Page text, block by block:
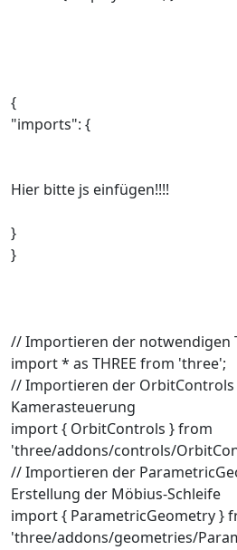
{
"imports": {
Hier bitte js einfügen!!!!
}
}
// Importieren der notwendigen
import * as THREE from 'three';
// Importieren der
Kamerasteuerung
import { OrbitControls } from
'three/addons/controls/
// Importieren der
Erstellung der Möbius-Schleife
import { ParametricGeometry }
'three/addons/geometries/